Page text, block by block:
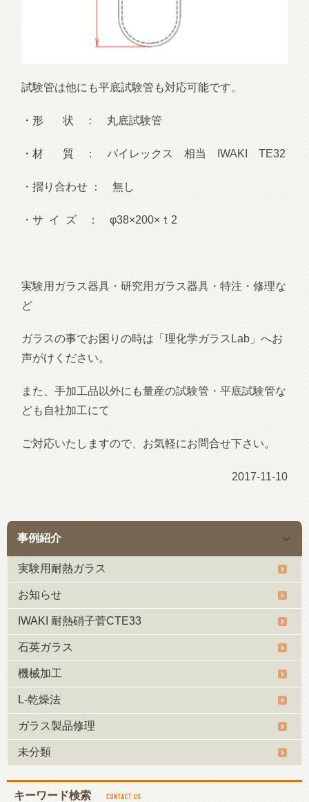
事例紹介
実験用耐熱ガラス
お知らせ
IWAKI 耐熱硝子菅CTE33
石英ガラス
機械加工
L-乾燥法
ガラス製品修理
未分類
キーワード検索
試験管は他にも平底試験管も対応可能です。
・形 状 ： 丸底試験管
・材 質 ： パイレックス 相当 IWAKI TE32
・摺り合わせ ： 無し
・サ イ ズ ： φ38×200×ｔ2
実験用ガラス器具・研究用ガラス器具・特注・修理な
ど
ガラスの事でお困りの時は「理化学ガラスLab」へお
声がけください。
また、手加工品以外にも量産の試験管・平底試験管な
ども自社加工にて
ご対応いたしますので、お気軽にお問合せ下さい。
2017-11-10